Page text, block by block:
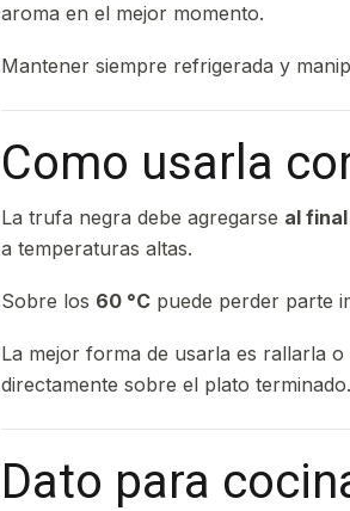
aroma en el mejor momento.
Mantener siempre refrigerada y
Como usarla
La trufa negra debe agregarse al
a temperaturas altas.
Sobre los 60 °C puede perder parte
La mejor forma de usarla es rallarla
directamente sobre el plato terminado.
Dato para